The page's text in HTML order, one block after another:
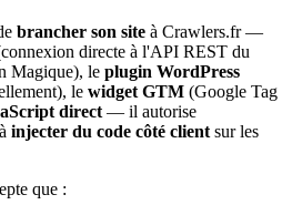
brancher son site à Crawlers.fr —
directe à l'API REST du
Magique), le plugin WordPress
le widget GTM (Google Tag
direct — il autorise
injecter du code côté client sur les
que :